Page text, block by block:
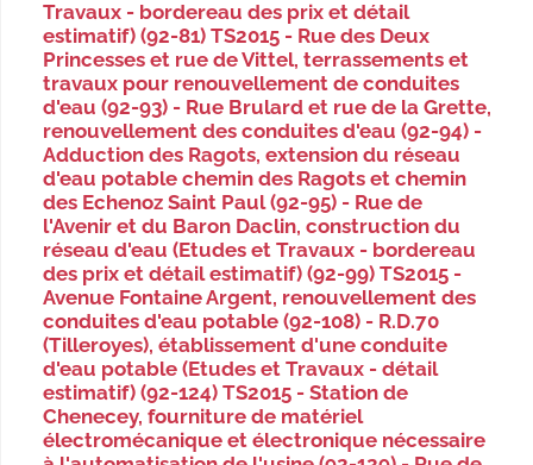
Travaux - bordereau des prix et détail
estimatif) (92-81) TS2015 - Rue des Deux
Princesses et rue de Vittel, terrassements et
travaux pour renouvellement de conduites
d'eau (92-93) - Rue Brulard et rue de la Grette,
renouvellement des conduites d'eau (92-94) -
Adduction des Ragots, extension du réseau
d'eau potable chemin des Ragots et chemin
des Echenoz Saint Paul (92-95) - Rue de
l'Avenir et du Baron Daclin, construction du
réseau d'eau (Etudes et Travaux - bordereau
des prix et détail estimatif) (92-99) TS2015 -
Avenue Fontaine Argent, renouvellement des
conduites d'eau potable (92-108) - R.D.70
(Tilleroyes), établissement d'une conduite
d'eau potable (Etudes et Travaux - détail
estimatif) (92-124) TS2015 - Station de
Chenecey, fourniture de matériel
électromécanique et électronique nécessaire